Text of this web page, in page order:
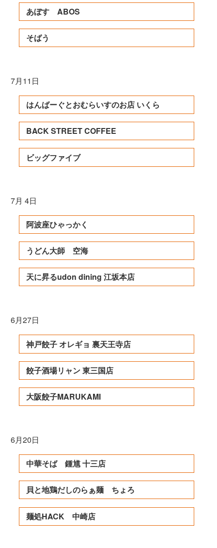
あぼす ABOS
そばう
7月11日
はんばーぐとおむらいすのお店 いくら
BACK STREET COFFEE
ビッグファイブ
7月 4日
阿波座ひゃっかく
うどん大師 空海
天に昇るudon dining 江坂本店
6月27日
神戸餃子 オレギョ 裏天王寺店
餃子酒場リャン 東三国店
大阪餃子MARUKAMI
6月20日
中華そば 鍾馗 十三店
貝と地鶏だしのらぁ麺 ちょろ
麺処HACK 中崎店